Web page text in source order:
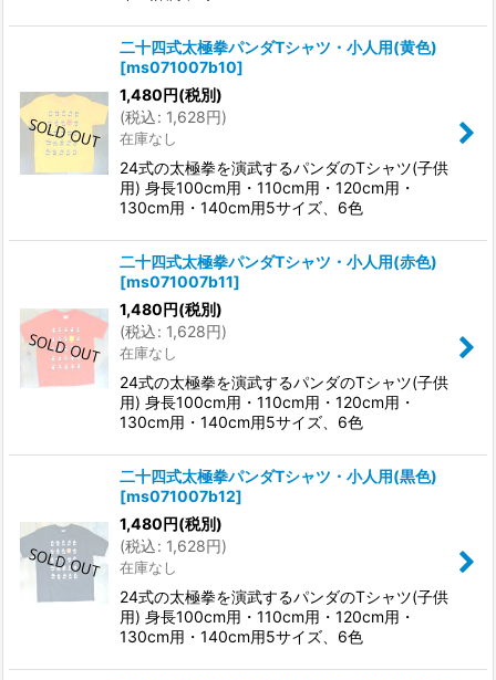
二十四式太極拳パンダTシャツ・小人用(黄色)
[ms071007b10]
1,480円(税別)
(税込: 1,628円)
在庫なし
24式の太極拳を演武するパンダのTシャツ(子供
用) 身長100cm用・110cm用・120cm用・
130cm用・140cm用5サイズ、6色
二十四式太極拳パンダTシャツ・小人用(赤色)
[ms071007b11]
1,480円(税別)
(税込: 1,628円)
在庫なし
24式の太極拳を演武するパンダのTシャツ(子供
用) 身長100cm用・110cm用・120cm用・
130cm用・140cm用5サイズ、6色
二十四式太極拳パンダTシャツ・小人用(黒色)
[ms071007b12]
1,480円(税別)
(税込: 1,628円)
在庫なし
24式の太極拳を演武するパンダのTシャツ(子供
用) 身長100cm用・110cm用・120cm用・
130cm用・140cm用5サイズ、6色